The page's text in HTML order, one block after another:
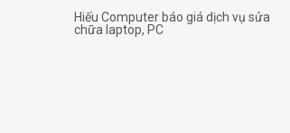
Hiếu Computer báo giá dịch vụ sửa
chữa laptop, PC